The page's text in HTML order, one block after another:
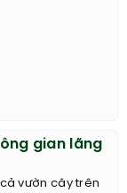
gian lãng
vườn cây trên